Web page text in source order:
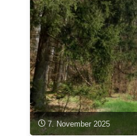
von
Kohlendioxid"
7. November 2025